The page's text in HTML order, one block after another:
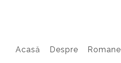
Acasă Despre Romane